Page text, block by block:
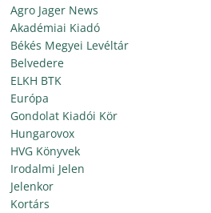
Agro Jager News
Akadémiai Kiadó
Békés Megyei Levéltár
Belvedere
ELKH BTK
Európa
Gondolat Kiadói Kör
Hungarovox
HVG Könyvek
Irodalmi Jelen
Jelenkor
Kortárs